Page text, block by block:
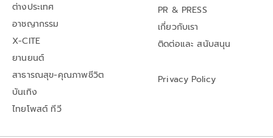
ต่างประเทศ
อาชญากรรม
X-CITE
ยานยนต์
สาธารณสุข-คุณภาพชีวิต
บันเทิง
ไทยโพสต์ ทีวี
PR & PRESS
เกี่ยวกับเรา
ติดต่อและ สนับสนุน
Privacy Policy